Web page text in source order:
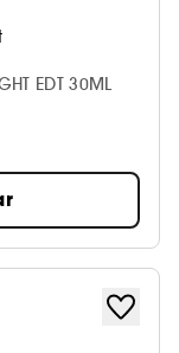
EDT 30ML